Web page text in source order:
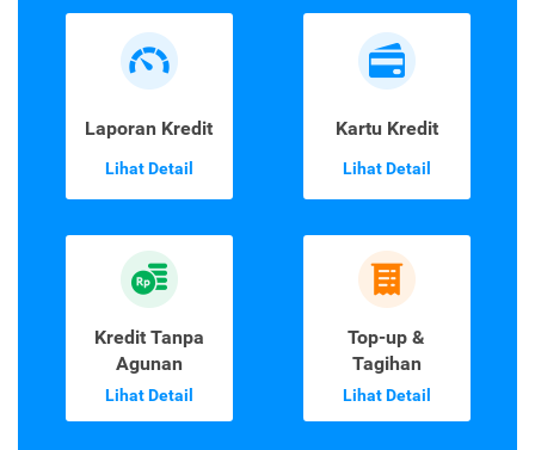
Laporan Kredit
Lihat Detail
Kartu Kredit
Lihat Detail
Kredit Tanpa
Agunan
Lihat Detail
Top-up &
Tagihan
Lihat Detail